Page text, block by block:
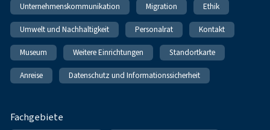
Unternehmenskommunikation Migration Ethik
Umwelt und Nachhaltigkeit Personalrat Kontakt
Museum Weitere Einrichtungen Standortkarte
Anreise Datenschutz und Informationssicherheit
Fachgebiete